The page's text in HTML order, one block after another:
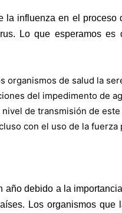
la influenza en el proceso
Lo que esperamos
organismos de salud la
del impedimento de
de transmisión de
con el uso de la fuerza
debido a la
Los organismos que